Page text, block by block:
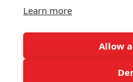
Snabblänkar
In
Learn more
Allow